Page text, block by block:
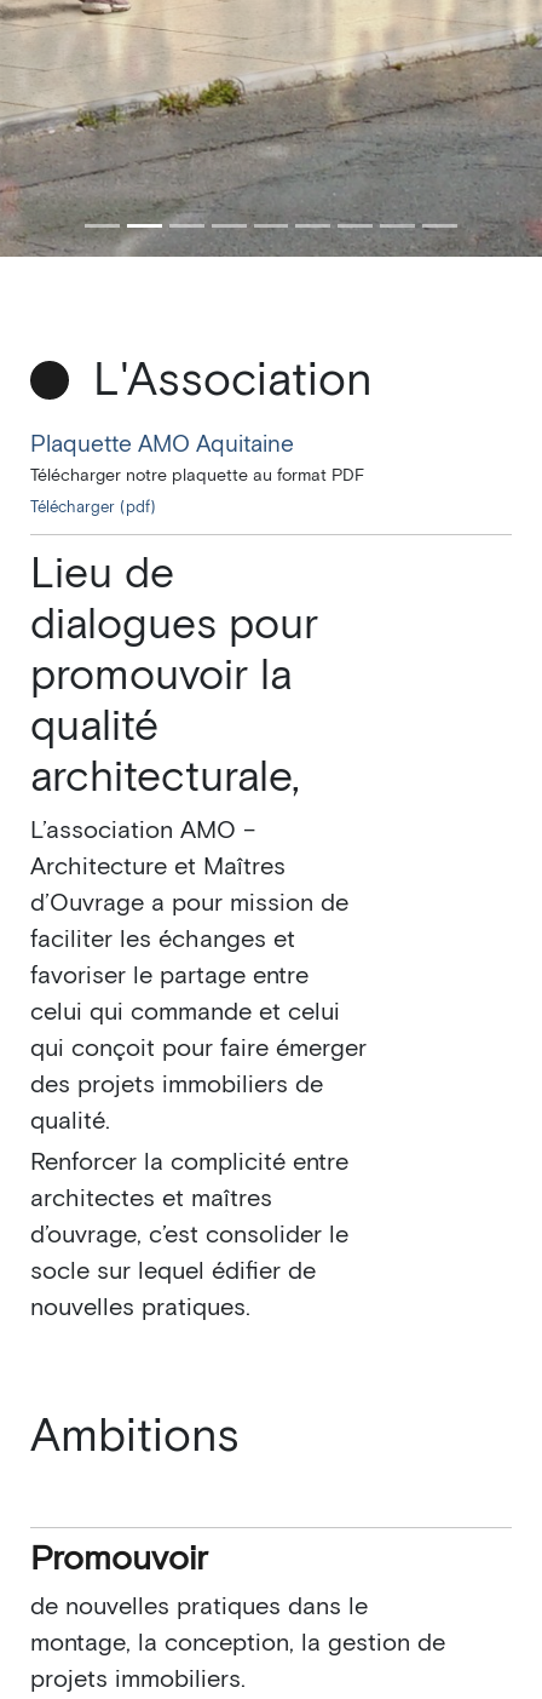
L'Association
Plaquette AMO Aquitaine
Télécharger notre plaquette au format PDF
Télécharger (pdf)
Lieu de
dialogues pour
promouvoir la
qualité
architecturale,
L’association AMO –
Architecture et Maîtres
d’Ouvrage a pour mission de
faciliter les échanges et
favoriser le partage entre
celui qui commande et celui
qui conçoit pour faire émerger
des projets immobiliers de
qualité.
Renforcer la complicité entre
architectes et maîtres
d’ouvrage, c’est consolider le
socle sur lequel édifier de
nouvelles pratiques.
Ambitions
Promouvoir
de nouvelles pratiques dans le
montage, la conception, la gestion de
projets immobiliers.